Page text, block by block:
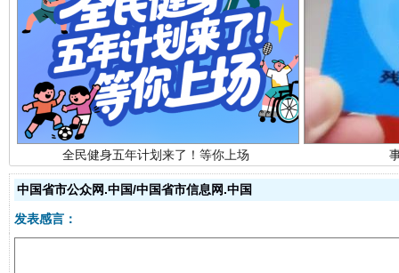
全民健身五年计划来了！等你上场
中国省市公众网.中国/中国省市信息网.中国
发表感言：